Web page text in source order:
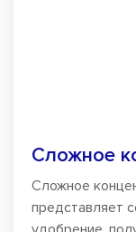
Сложное
представляет